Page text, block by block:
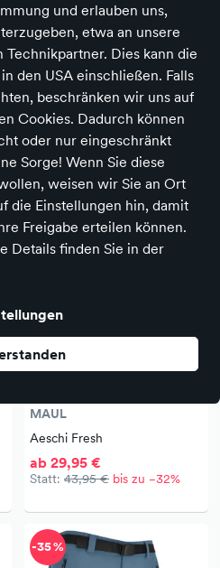
und erlauben uns,
etwa an unsere
Dies kann die
den USA einschließen. Falls
beschränken wir uns auf
Cookies. Dadurch können
oder nur eingeschränkt
Sorge! Wenn Sie diese
weisen wir Sie an Ort
die Einstellungen hin, damit
Freigabe erteilen können.
Details finden Sie in der
Größe
MAUL
Aeschi Fresh
ab 29,95 €
Statt: 43,95 € bis zu −32%
-32 %
-35 %